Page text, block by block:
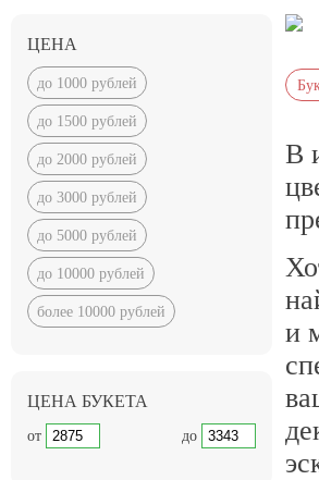
ЦЕНА
до 1000 рублей
до 1500 рублей
до 2000 рублей
до 3000 рублей
до 5000 рублей
до 10000 рублей
более 10000 рублей
ЦЕНА БУКЕТА
от до
В
и